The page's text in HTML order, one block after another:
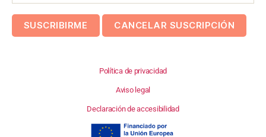
Política de privacidad
Aviso legal
Declaración de accesibilidad